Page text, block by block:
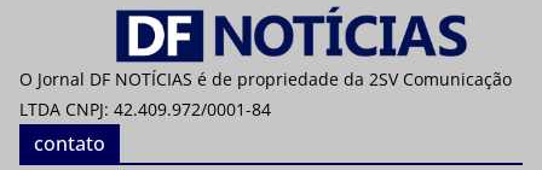
O Jornal DF NOTÍCIAS é de propriedade da 2SV Comunicação
LTDA CNPJ: 42.409.972/0001-84
contato